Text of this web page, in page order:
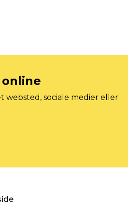
sociale medier eller